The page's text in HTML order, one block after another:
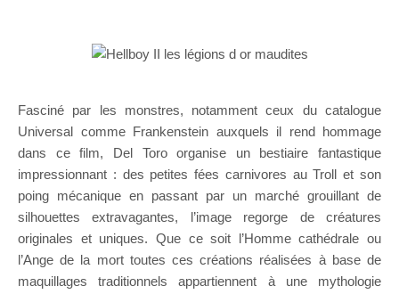
Fasciné par les monstres, notamment ceux du catalogue
Universal comme Frankenstein auxquels il rend hommage
dans ce film, Del Toro organise un bestiaire fantastique
impressionnant : des petites fées carnivores au Troll et son
poing mécanique en passant par un marché grouillant de
silhouettes extravagantes, l’image regorge de créatures
originales et uniques. Que ce soit l’Homme cathédrale ou
l’Ange de la mort toutes ces créations réalisées à base de
maquillages traditionnels appartiennent à une mythologie